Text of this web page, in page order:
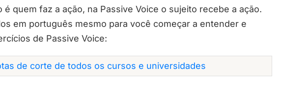
é quem faz a ação, na Passive Voice o sujeito recebe a ação.
em português mesmo para você começar a entender e
de Passive Voice:
de corte de todos os cursos e universidades